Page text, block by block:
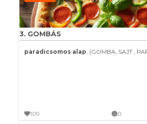
3. GOMBÁS
paradicsomos alap, (GOMBA, SAJT ,
109 0